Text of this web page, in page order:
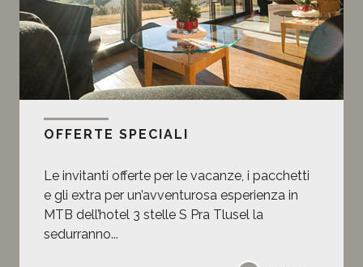
OFFERTE SPECIALI
Le invitanti offerte per le vacanze, i pacchetti
e gli extra per un’avventurosa esperienza in
MTB dell’hotel 3 stelle S Pra Tlusel la
sedurranno...